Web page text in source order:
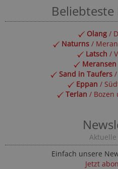
Olang/
Naturns /
Latsch /
Meransen
Sand in Taufers
Eppan /
Terlan / Bozen
Aktuelle
Einfach unsere
Jetzt